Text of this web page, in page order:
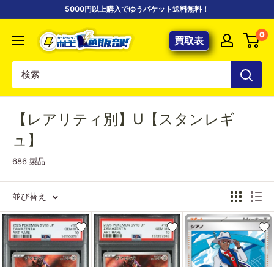
る
5000円以上購入でゆうパケット送料無料！
【ポ
ケ
専
門
店】
ド
ョ
ッ
プ
ホ
ビ
買取表 0
【レアリティ別】U【スタンレギ
ュ】
686 製品
並び替え